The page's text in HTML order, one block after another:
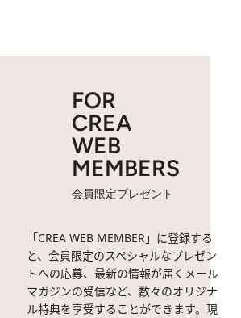
FOR
CREA
WEB
MEMBERS
会員限定プレゼント
「CREA WEB MEMBER」に登録する
と、会員限定のスペシャルなプレゼン
トへの応募、最新の情報が届くメール
マガジンの受信など、数々のオリジナ
ル特典を享受することができます。現